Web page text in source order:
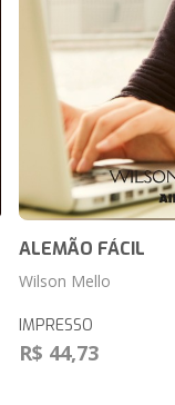
ALEMÃO FÁCIL
Wilson Mello
IMPRESSO
R$ 44,73